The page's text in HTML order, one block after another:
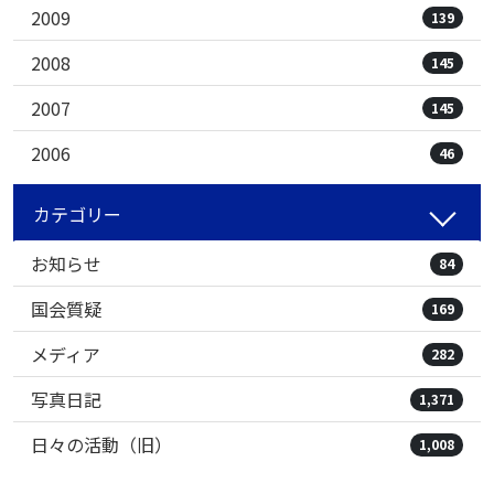
2009 139
2008 145
2007 145
2006 46
カテゴリー
お知らせ
84
国会質疑 169
メディア 282
写真日記 1,371
日々の活動（旧） 1,008